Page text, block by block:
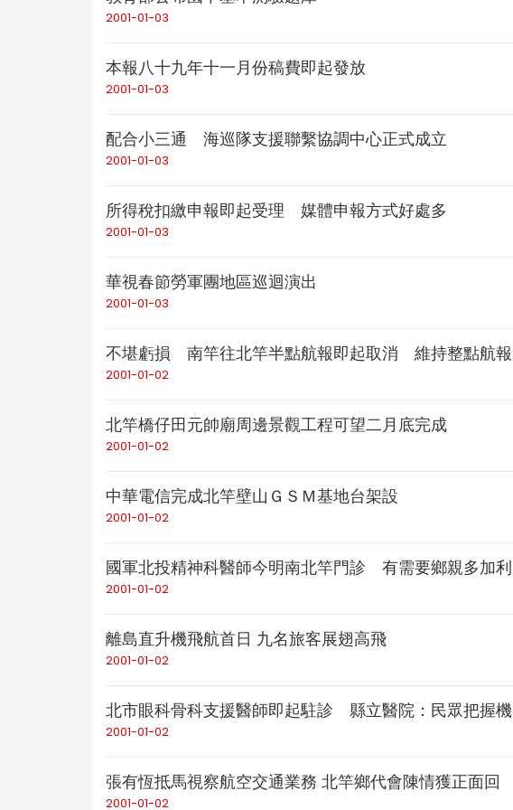
2001-01-03
本報八十九年十一月份稿費即起發放
2001-01-03
配合小三通 海巡隊支援聯繫協調中心正式成立
2001-01-03
所得稅扣繳申報即起受理 媒體申報方式好處多
2001-01-03
華視春節勞軍團地區巡迴演出
2001-01-03
不堪虧損 南竿往北竿半點航報即起取消 維持整點航報
2001-01-02
北竿橋仔田元帥廟周邊景觀工程可望二月底完成
2001-01-02
中華電信完成北竿壁山ＧＳＭ基地台架設
2001-01-02
國軍北投精神科醫師今明南北竿門診 有需要鄉親多加利
2001-01-02
離島直升機飛航首日 九名旅客展翅高飛
2001-01-02
北市眼科骨科支援醫師即起駐診 縣立醫院：民眾把握機
2001-01-02
張有恆抵馬視察航空交通業務 北竿鄉代會陳情獲正面回
2001-01-02